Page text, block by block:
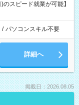
スピード就業が可能】
/ パソコンスキル不要
詳細へ
掲載日：2026.08.05